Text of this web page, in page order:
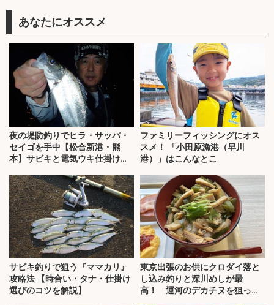
あなたにオススメ
夜の堤防釣りでヒラ・サッパ・
セイゴを手中【松合新港・熊
本】サビキと電気ウキ仕掛けで
ファミリーフィッシングにオス
スメ！ 「小田原漁港（早川
港）」はこんなとこ
サビキ釣りで狙う『ママカリ』
攻略法 【時合い・タナ・仕掛け
選びのコツを解説】
東京出張のお供にクロダイ落と
し込み釣りと深川めしが最
高！ 運河のデカチヌを狙って